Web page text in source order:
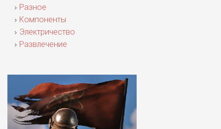
Разное
Компоненты
Электричество
Развлечение